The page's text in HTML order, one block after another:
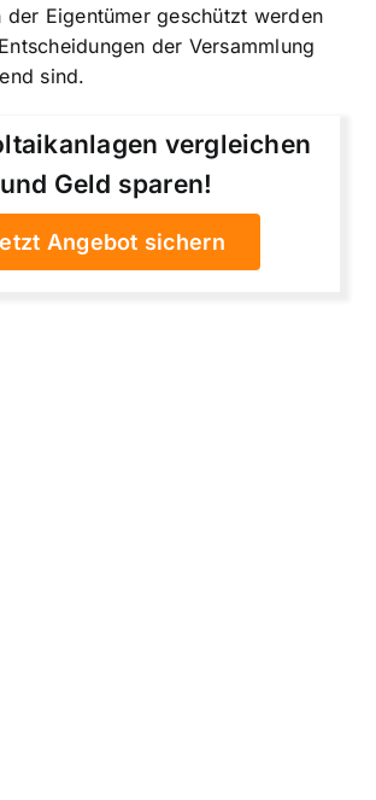
der Eigentümer geschützt werden
der Versammlung
sind.
vergleichen
und Geld sparen!
Angebot sichern